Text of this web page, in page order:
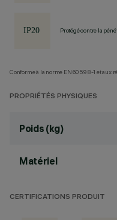
Protégé contre la
Conforme à la norme EN60598-1 et aux
PROPRIÉTÉS PHYSIQUES
Poids (kg)
Matériel
CERTIFICATIONS PRODUIT